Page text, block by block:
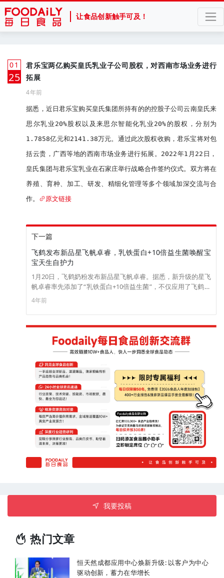
让食品创新触手可及！
01
月
25
君乐宝两亿购买皇氏乳业子公司股权，对西南市场业务进行
拓展
4年前
据悉，近日君乐宝购买皇氏集团所持有的的控股子公司云南皇氏来
思尔乳业20%股权以及来思尔智能化乳业20%的股权，分别为
1.7858亿元和2141.38万元。通过此次股权收购，君乐宝将对包
括云贵，广西等地的西南市场业务进行拓展。2022年1月22日，
皇氏集团与君乐宝乳业在石家庄举行战略合作签约仪式。双方将在
养殖、育种、加工、研发、精细化管理等多个领域加深交流与合
作。
原文链接
下一篇
飞鹤发布新品星飞帆卓睿，乳铁蛋白+10倍益生菌唤醒宝
宝天生自护力
1月20日，飞鹤奶粉发布新品星飞帆卓睿。据悉，新升级的星飞
帆卓睿率先添加了“乳铁蛋白+10倍益生菌”，不仅应用了飞鹤最
新母乳研究成果，也是飞鹤新鲜婴幼儿配方奶粉标准体系升级
后的首次应用。
4年前
我要投稿
热门文章
恒天然成都应用中心焕新升级: 以客户为中心
驱动创新，蓄力在华增长